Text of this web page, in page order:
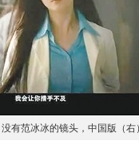
有范冰冰的镜头，中国版（右